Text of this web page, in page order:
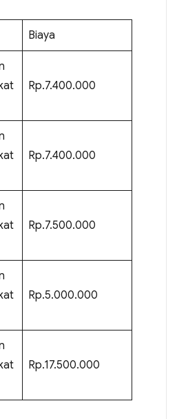
Biaya
Rp.7.400.000
Rp.7.400.000
Rp.7.500.000
Rp.5.000.000
Rp.17.500.000